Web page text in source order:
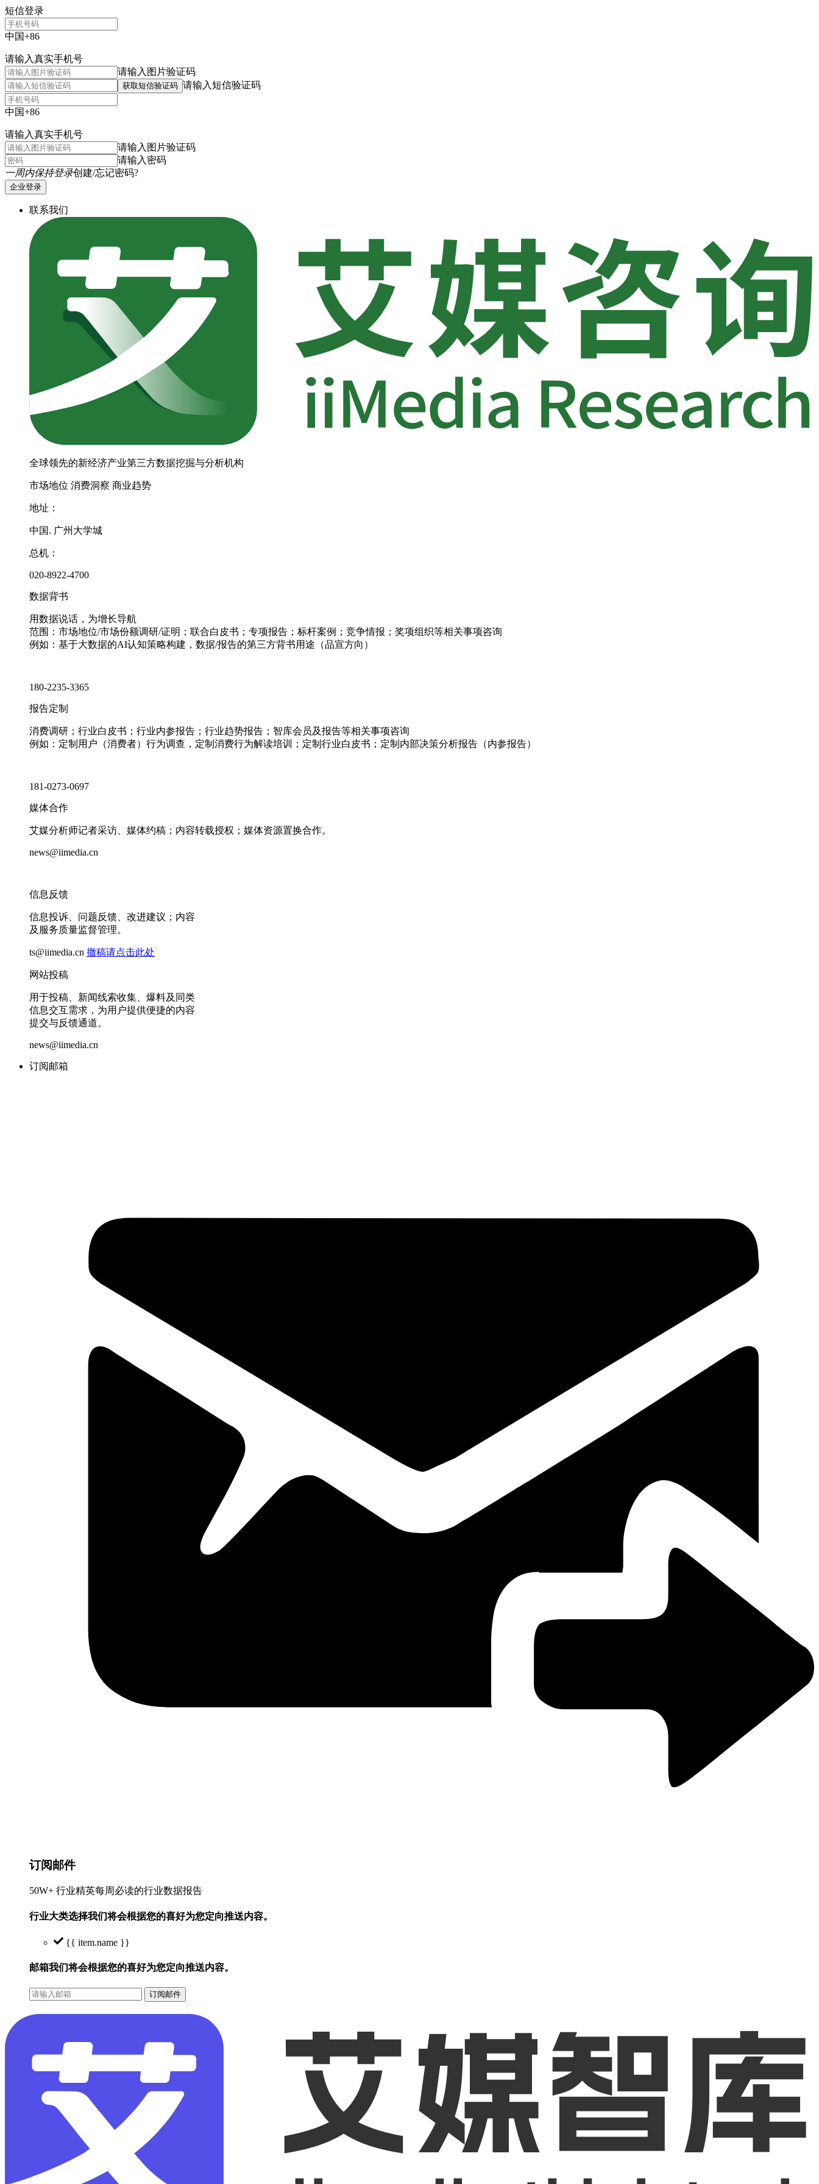
短信登录
中国+86
请输入真实手机号
请输入图片验证码
获取短信验证码 请输入短信验证码
中国+86
请输入真实手机号
请输入图片验证码
请输入密码
一周内保持登录创建/忘记密码?
企业登录
联系我们
全球领先的新经济产业第三方数据挖掘与分析机构
市场地位 消费洞察 商业趋势
地址：
中国. 广州大学城
总机：
020-8922-4700
数据背书
用数据说话，为增长导航
范围：市场地位/市场份额调研/证明；联合白皮书；专项报告；标杆案例；竞争情报；奖项组织等相关事项咨询
例如：基于大数据的AI认知策略构建，数据/报告的第三方背书用途（品宣方向）
180-2235-3365
报告定制
消费调研；行业白皮书；行业内参报告；行业趋势报告；智库会员及报告等相关事项咨询
例如：定制用户（消费者）行为调查，定制消费行为解读培训；定制行业白皮书；定制内部决策分析报告（内参报告）
181-0273-0697
媒体合作
艾媒分析师记者采访、媒体约稿；内容转载授权；媒体资源置换合作。
news@iimedia.cn
信息反馈
信息投诉、问题反馈、改进建议；内容
及服务质量监督管理。
ts@iimedia.cn 撤稿请点击此处
网站投稿
用于投稿、新闻线索收集、爆料及同类
信息交互需求，为用户提供便捷的内容
提交与反馈通道。
news@iimedia.cn
订阅邮箱
订阅邮件
50W+ 行业精英每周必读的行业数据报告
行业大类选择我们将会根据您的喜好为您定向推送内容。
{{ item.name }}
邮箱我们将会根据您的喜好为您定向推送内容。
订阅邮件